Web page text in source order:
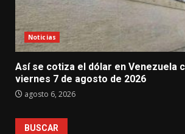
Noticias
Así se cotiza el dólar en Venezuela
viernes 7 de agosto de 2026
agosto 6, 2026
BUSCAR